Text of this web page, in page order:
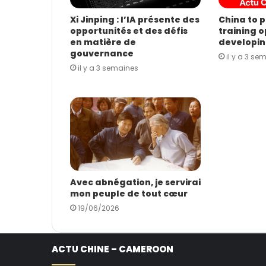
e
E
m
a
i
l
Xi Jinping : l’IA présente des
opportunités et des défis
en matière de
gouvernance
il y a 3 semaines
China to
training
il y a 3
Avec abnégation, je servirai
mon peuple de tout cœur
19/06/2026
ACTU CHINE – CAMEROON